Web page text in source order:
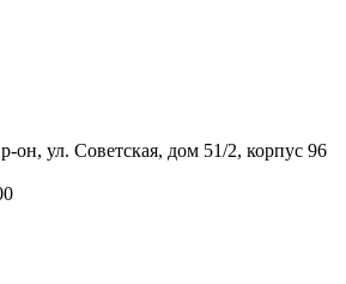
он, ул. Советская, дом 51/2, корпус 96